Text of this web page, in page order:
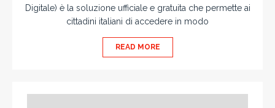
Digitale) è la soluzione ufficiale e gratuita che permette ai
cittadini italiani di accedere in modo
READ MORE